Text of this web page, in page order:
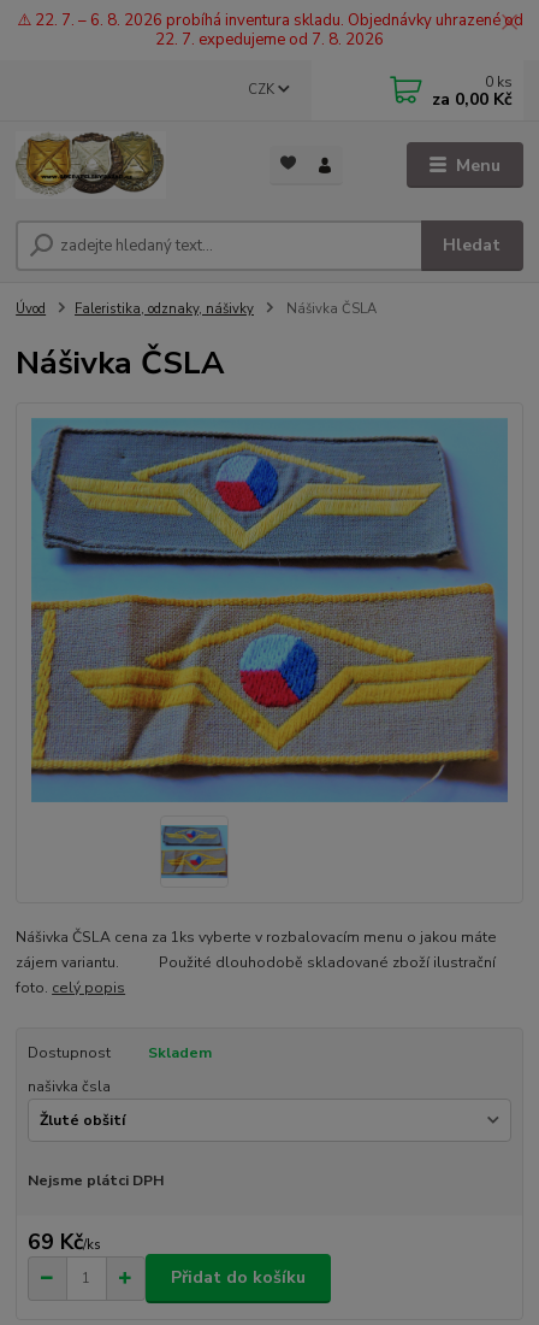
⚠️ 22. 7. – 6. 8. 2026 probíhá inventura skladu. Objednávky uhrazené od
22. 7. expedujeme od 7. 8. 2026
Menu
CZK
Hledat
0 ks
za 0,00 Kč
Úvod Faleristika, odznaky, nášivky Nášivka ČSLA
Nášivka ČSLA
Nášivka ČSLA cena za 1ks vyberte v rozbalovacím menu o jakou máte
zájem variantu. Použité dlouhodobě skladované zboží ilustrační
foto. celý popis
Dostupnost
Skladem
našivka čsla
Nejsme plátci DPH
69 Kč/ks
Přidat do košíku